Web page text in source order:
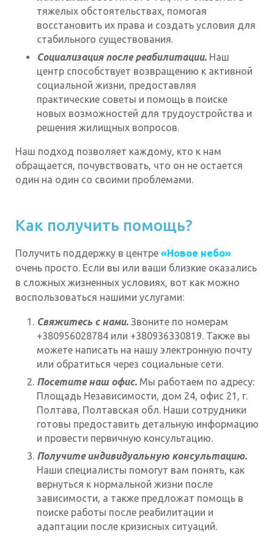
тяжелых обстоятельствах, помогая
восстановить их права и создать условия для
стабильного существования.
Социализация после реабилитации. Наш
центр способствует возвращению к активной
социальной жизни, предоставляя
практические советы и помощь в поиске
новых возможностей для трудоустройства и
решения жилищных вопросов.
Наш подход позволяет каждому, кто к нам
обращается, почувствовать, что он не остается
один на один со своими проблемами.
Как получить помощь?
Получить поддержку в центре «Новое небо»
очень просто. Если вы или ваши близкие оказались
в сложных жизненных условиях, вот как можно
воспользоваться нашими услугами:
Свяжитесь с нами. Звоните по номерам
+380956028784 или +380936330819. Также вы
можете написать на нашу электронную почту
или обратиться через социальные сети.
Посетите наш офис. Мы работаем по адресу:
Площадь Независимости, дом 24, офис 21, г.
Полтава, Полтавская обл. Наши сотрудники
готовы предоставить детальную информацию
и провести первичную консультацию.
Получите индивидуальную консультацию.
Наши специалисты помогут вам понять, как
вернуться к нормальной жизни после
зависимости, а также предложат помощь в
поиске работы после реабилитации и
адаптации после кризисных ситуаций.